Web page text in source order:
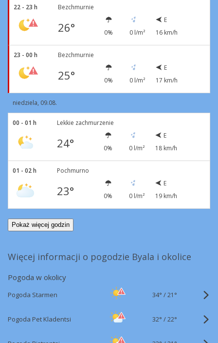
22 - 23 h Bezchmurnie
26° 0% 0 l/m²
E
16 km/h
23 - 00 h Bezchmurnie
25° 0% 0 l/m²
E
17 km/h
niedziela, 09.08.
00 - 01 h Lekkie zachmurzenie
24° 0% 0 l/m²
E
18 km/h
01 - 02 h Pochmurno
23° 0% 0 l/m²
E
19 km/h
Pokaż więcej godzin
Więcej informacji o pogodzie Byala i okolice
Pogoda w okolicy
Pogoda Starmen 34° /21°
Pogoda Pet Kladentsi 32° /22°